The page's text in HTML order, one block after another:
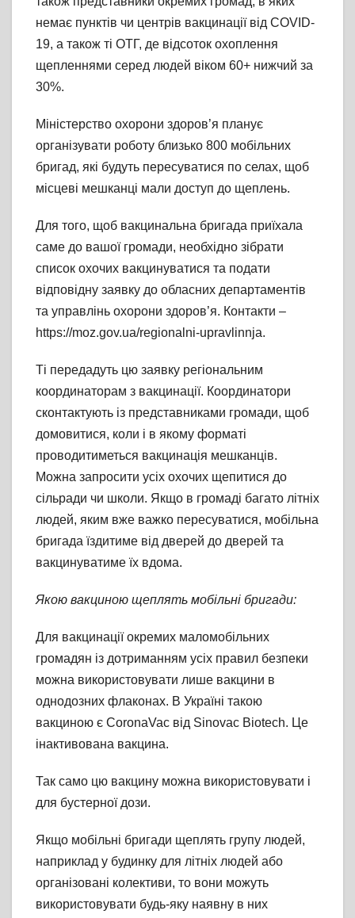
немає пунктів чи центрів вакцинації від COVID-
19, а також ті ОТГ, де відсоток охоплення
щепленнями серед людей віком 60+ нижчий за
30%.
Міністерство охорони здоров’я планує
організувати роботу близько 800 мобільних
бригад, які будуть пересуватися по селах, щоб
місцеві мешканці мали доступ до щеплень.
Для того, щоб вакцинальна бригада приїхала
саме до вашої громади, необхідно зібрати
список охочих вакцинуватися та подати
відповідну заявку до обласних департаментів
та управлінь охорони здоров’я. Контакти –
https://moz.gov.ua/regionalni-upravlinnja.
Ті передадуть цю заявку регіональним
координаторам з вакцинації. Координатори
сконтактують із представниками громади, щоб
домовитися, коли і в якому форматі
проводитиметься вакцинація мешканців.
Можна запросити усіх охочих щепитися до
сільради чи школи. Якщо в громаді багато літніх
людей, яким вже важко пересуватися, мобільна
бригада їздитиме від дверей до дверей та
вакцинуватиме їх вдома.
Якою вакциною щеплять мобільні бригади:
Для вакцинації окремих маломобільних
громадян із дотриманням усіх правил безпеки
можна використовувати лише вакцини в
однодозних флаконах. В Україні такою
вакциною є CoronaVac від Sinovac Biotech. Це
інактивована вакцина.
Так само цю вакцину можна використовувати і
для бустерної дози.
Якщо мобільні бригади щеплять групу людей,
наприклад у будинку для літніх людей або
організовані колективи, то вони можуть
використовувати будь-яку наявну в них